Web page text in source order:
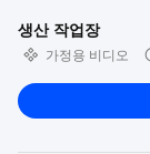
생산 작업장
가정용 비디오